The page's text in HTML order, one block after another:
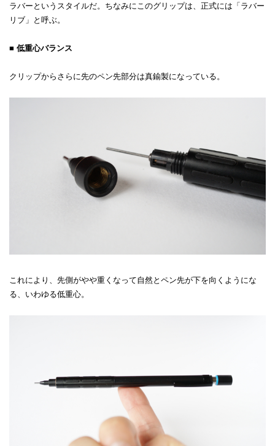
ラバーというスタイルだ。ちなみにこのグリップは、正式には「ラバー
リブ」と呼ぶ。
■ 低重心バランス
クリップからさらに先のペン先部分は真鍮製になっている。
これにより、先側がやや重くなって自然とペン先が下を向くようにな
る、いわゆる低重心。